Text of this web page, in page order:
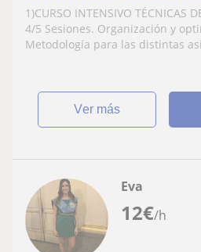
1)CURSO INTENSIVO TÉCNICAS
4/5 Sesiones. Organización y
Metodología para las distintas
ver más
12€/h
Eva